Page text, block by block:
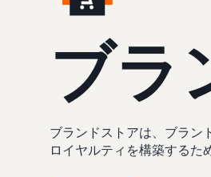
ブラ
ブランドストアは、ブラン
ロイヤルティを構築するた